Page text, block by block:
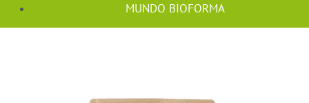
MUNDO BIOFORMA